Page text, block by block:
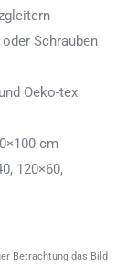
Schrauben
Oeko-tex
cm
120×60,
Betrachtung das Bild